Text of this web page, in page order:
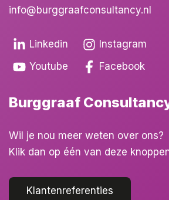
info@burggraafconsultancy.nl
Linkedin
Instagram
Youtube
Facebook
Burggraaf
Wil je nou meer weten over ons?
Klik dan op één van deze
Klantenreferenties